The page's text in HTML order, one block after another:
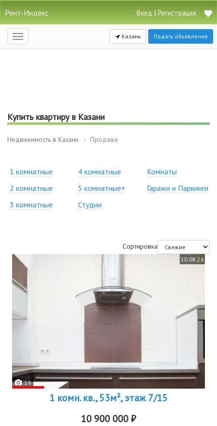
Рент-Индекс Вход | Регистрация
Открыть
навигацию
Казань Подать объявление
Купить квартиру в Казани
Недвижимость в Казани Продажа
1 комнатные
2 комнатные
3 комнатные
4 комнатные
5 комнатные+
Студии
Комнаты
Гаражи и Паркинги
Сортировка
10.08.26
19
1 комн. кв., 53м², этаж 7/15
10 900 000 ₽